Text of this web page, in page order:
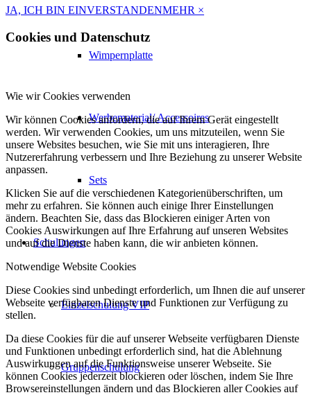
Wimpernplatte
Werbematerial/ Accessoires
Sets
Schulungen
Einzelschulung VIP
Gruppenschulung
JA, ICH BIN EINVERSTANDENMEHR ×
Cookies und Datenschutz
Wie wir Cookies verwenden
Wir können Cookies anfordern, die auf Ihrem Gerät eingestellt
werden. Wir verwenden Cookies, um uns mitzuteilen, wenn Sie
unsere Websites besuchen, wie Sie mit uns interagieren, Ihre
Nutzererfahrung verbessern und Ihre Beziehung zu unserer Website
anpassen.
Klicken Sie auf die verschiedenen Kategorienüberschriften, um
mehr zu erfahren. Sie können auch einige Ihrer Einstellungen
ändern. Beachten Sie, dass das Blockieren einiger Arten von
Cookies Auswirkungen auf Ihre Erfahrung auf unseren Websites
und auf die Dienste haben kann, die wir anbieten können.
Notwendige Website Cookies
Diese Cookies sind unbedingt erforderlich, um Ihnen die auf unserer
Webseite verfügbaren Dienste und Funktionen zur Verfügung zu
stellen.
Da diese Cookies für die auf unserer Webseite verfügbaren Dienste
und Funktionen unbedingt erforderlich sind, hat die Ablehnung
Auswirkungen auf die Funktionsweise unserer Webseite. Sie
können Cookies jederzeit blockieren oder löschen, indem Sie Ihre
Browsereinstellungen ändern und das Blockieren aller Cookies auf